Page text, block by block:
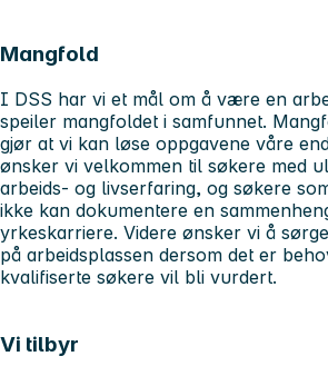
Mangfold
I DSS har vi et mål om å være en
speiler mangfoldet i samfunnet.
gjør at vi kan løse oppgavene våre
ønsker vi velkommen til søkere med
arbeids- og livserfaring, og søkere
ikke kan dokumentere en
yrkeskarriere. Videre ønsker vi å
på arbeidsplassen dersom det er
kvalifiserte søkere vil bli vurdert.
Vi tilbyr